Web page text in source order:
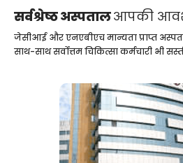
सर्वश्रेष्ठ अस्पतालआपकी
जेसीआई और एनएबीएच मान्यता प्राप्त
साथ-साथ सर्वोत्तम चिकित्सा कर्मचारी भी